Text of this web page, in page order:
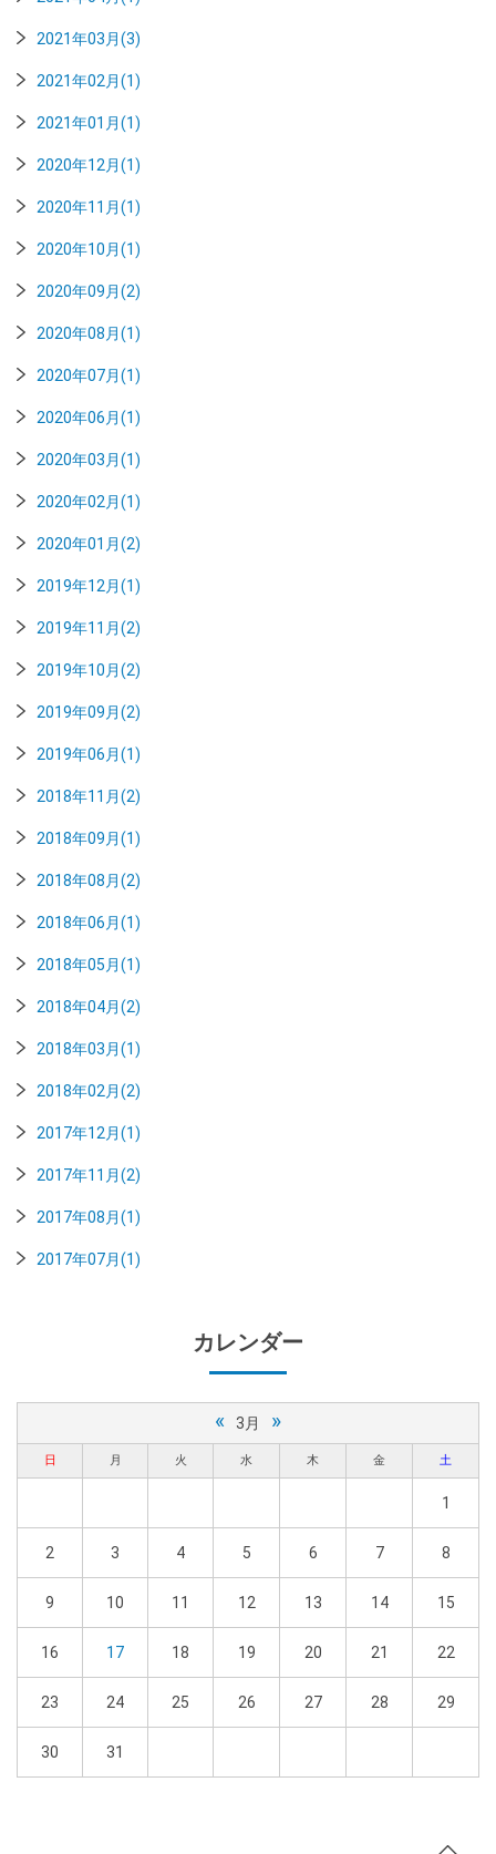
2021年03月(3)
2021年02月(1)
2021年01月(1)
2020年12月(1)
2020年11月(1)
2020年10月(1)
2020年09月(2)
2020年08月(1)
2020年07月(1)
2020年06月(1)
2020年03月(1)
2020年02月(1)
2020年01月(2)
2019年12月(1)
2019年11月(2)
2019年10月(2)
2019年09月(2)
2019年06月(1)
2018年11月(2)
2018年09月(1)
2018年08月(2)
2018年06月(1)
2018年05月(1)
2018年04月(2)
2018年03月(1)
2018年02月(2)
2017年12月(1)
2017年11月(2)
2017年08月(1)
2017年07月(1)
カレンダー
« 3月 »
日 月 火 水 木 金 土
1
2 3 4 5 6 7 8
9 10 11 12 13 14 15
16 17 18 19 20 21 22
23 24 25 26 27 28 29
30 31